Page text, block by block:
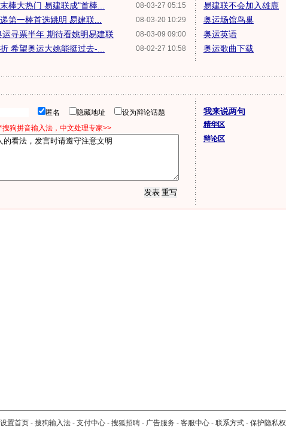
08-03-27 05:15
棒大热门 易建联成"首棒...
08-03-20 10:29
第一棒首选姚明 易建联...
08-03-09 09:00
寻票半年 期待看姚明易建联
08-02-27 10:58
希望奥运大姚能挺过去-...
易建联不会加入雄鹿
奥运场馆鸟巢
奥运英语
奥运歌曲下载
匿名 隐藏地址
设为辩论话题
*搜狗拼音输入法，中文处理专家>>
我来说两句
精华区
辩论区
设置首页 - 搜狗输入法 - 支付中心 - 搜狐招聘 - 广告服务 - 客服中心 - 联系方式 - 保护隐私权